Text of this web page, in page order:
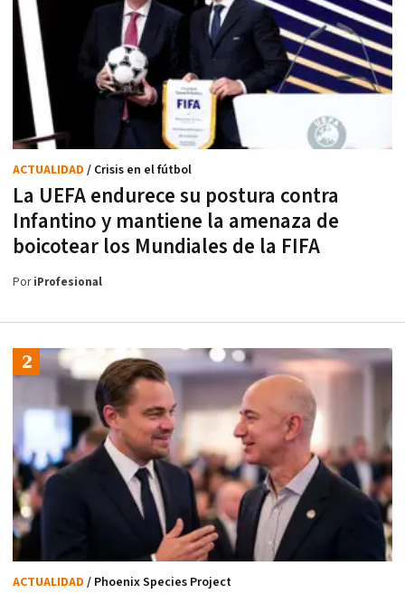
La UEFA endurece su postura contra
Infantino y mantiene la amenaza de
boicotear los Mundiales de la FIFA
ACTUALIDAD / Crisis en el fútbol
PoriProfesional
ACTUALIDAD / Phoenix Species Project